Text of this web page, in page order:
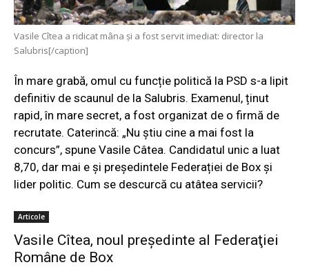
Vasile Cîtea a ridicat mâna și a fost servit imediat: director la
Salubris[/caption]
În mare grabă, omul cu funcție politică la PSD s-a lipit
definitiv de scaunul de la Salubris. Examenul, ținut
rapid, în mare secret, a fost organizat de o firmă de
recrutate. Caterincă: „Nu știu cine a mai fost la
concurs”, spune Vasile Câtea. Candidatul unic a luat
8,70, dar mai e și președintele Federației de Box și
lider politic. Cum se descurcă cu atâtea servicii?
Articole
Vasile Cîtea, noul preşedinte al Federaţiei
Române de Box